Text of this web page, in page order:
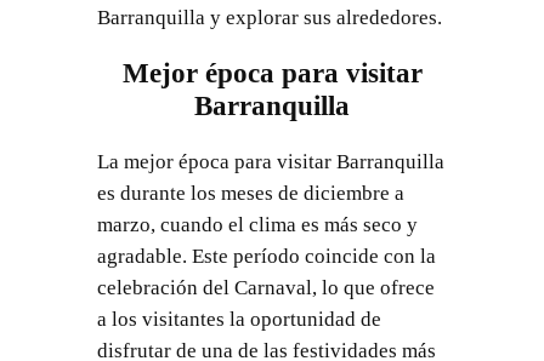
Barranquilla y explorar sus alrededores.
Mejor época para visitar
Barranquilla
La mejor época para visitar Barranquilla
es durante los meses de diciembre a
marzo, cuando el clima es más seco y
agradable. Este período coincide con la
celebración del Carnaval, lo que ofrece
a los visitantes la oportunidad de
disfrutar de una de las festividades más